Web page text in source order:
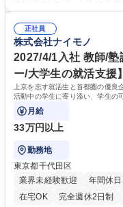
志向性などから、「自分の
リアカウンセリングを実施して頂きます。 募集
リアアドバイザー/大学生の
が200万円以上UPしていま
ンバーや、1年で年収が2倍
期)→177％(10期)→195％(11
→150名体制へと増員予定！ 学歴・資格 学歴：大学院 大学 語学力： 資
格：
正社員
株式会社ナイモノ
2027/4/1入社 教師/
ー/大学生の就活支援
上京を志す就活生と首都圏の優
活動中の学生に寄り添い、学生の
動のサポート業務をご担当いただ
月給
33万円以上
勤務地
東京都千代田区
業界未経験歓迎
年間休
在宅OK
完全週休2日制